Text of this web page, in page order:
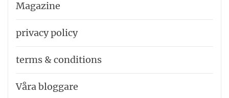
Magazine
privacy policy
terms & conditions
Våra bloggare